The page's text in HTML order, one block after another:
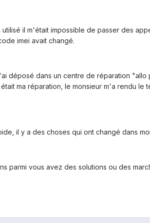
il m'était impossible de passer des
imei avait changé.
déposé dans un centre de réparation
ma réparation, le monsieur m'a rendu
il y a des choses qui ont changé dans
parmi vous avez des solutions ou des